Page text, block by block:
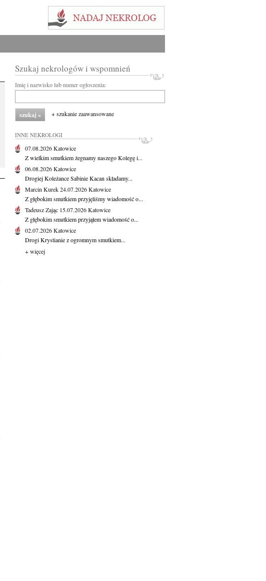
Szukaj nekrologów i wspomnień
Imię i nazwisko lub numer ogłoszenia:
+ szukanie zaawansowane
INNE NEKROLOGI
07.08.2026Katowice
Z wielkim smutkiem żegnamy naszego Kolegę i...
06.08.2026Katowice
Drogiej Koleżance Sabinie Kacan składamy...
Marcin Kurek24.07.2026Katowice
Z głębokim smutkiem przyjęliśmy wiadomość o...
Tadeusz Zając 15.07.2026Katowice
Z głębokim smutkiem przyjąłem wiadomość o...
02.07.2026Katowice
Drogi Krystianie z ogromnym smutkiem...
+ więcej